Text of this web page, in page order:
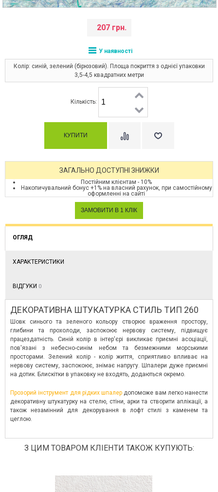
207 грн.
У наявності
Колір: синій, зелений (бірюзовий). Площа покриття з однієї упаковки
3,5-4,5 квадратних метри
Кількість:
ЗАГАЛЬНО ДОСТУПНІ ЗНИЖКИ
Постійним клієнтам - 10%
Накопичувальний бонус +1% на власний рахунок, при самостійному
оформленні на сайті
ОГЛЯД
ХАРАКТЕРИСТИКИ
ВІДГУКИ 0
ДЕКОРАТИВНА ШТУКАТУРКА СТИЛЬ ТИП 260
Шовк синього та зеленого кольору створює враження простору,
глибини та прохолоди, заспокоює нервову систему, підвищує
працездатність. Синій колір в інтер'єрі викликає приємні асоціації,
пов'язані з небесно-синім небом та безмежними морськими
просторами. Зелений колір - колір життя, сприятливо впливає на
нервову систему, заспокоює, знімає напругу. Шпалери дуже приємні
на дотик. Блискітки в упаковку не входять, додаються окремо.
Прозорий інструмент для рідких шпалер допоможе вам легко нанести
декоративну штукатурку на стелю, стіни, арки та створити аплікації, а
також незамінний для декорування в лофт стилі з каменем та
цеглою.
З ЦИМ ТОВАРОМ КЛІЕНТИ ТАКОЖ КУПУЮТЬ: